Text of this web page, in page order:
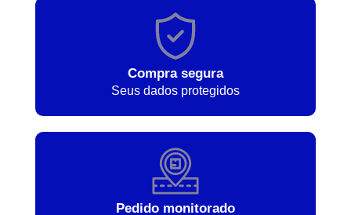
Compra segura
Seus dados protegidos
Pedido monitorado